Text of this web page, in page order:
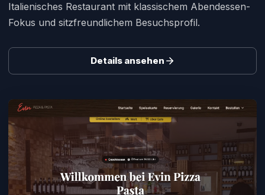
Italienisches Restaurant mit klassischem Abendessen-
Fokus und sitzfreundlichem Besuchsprofil.
Details ansehen